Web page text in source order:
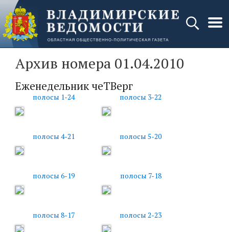
Архив номера 01.04.2010
Еженедельник чеТВерг
полосы 1-24 полосы 3-22
полосы 4-21 полосы 5-20
полосы 6-19 полосы 7-18
полосы 8-17 полосы 2-23